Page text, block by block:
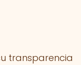
transparencia